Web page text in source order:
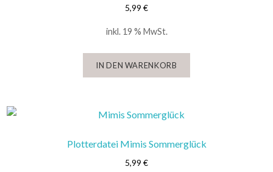
5,99 €
inkl. 19 % MwSt.
IN DEN WARENKORB
Plotterdatei Mimis Sommerglück
5,99 €